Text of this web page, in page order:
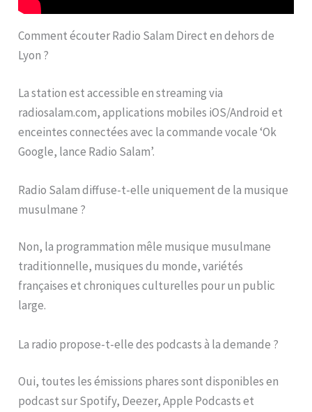
Comment écouter Radio Salam Direct en dehors de
Lyon ?
La station est accessible en streaming via
radiosalam.com, applications mobiles iOS/Android et
enceintes connectées avec la commande vocale ‘Ok
Google, lance Radio Salam’.
Radio Salam diffuse-t-elle uniquement de la musique
musulmane ?
Non, la programmation mêle musique musulmane
traditionnelle, musiques du monde, variétés
françaises et chroniques culturelles pour un public
large.
La radio propose-t-elle des podcasts à la demande ?
Oui, toutes les émissions phares sont disponibles en
podcast sur Spotify, Deezer, Apple Podcasts et